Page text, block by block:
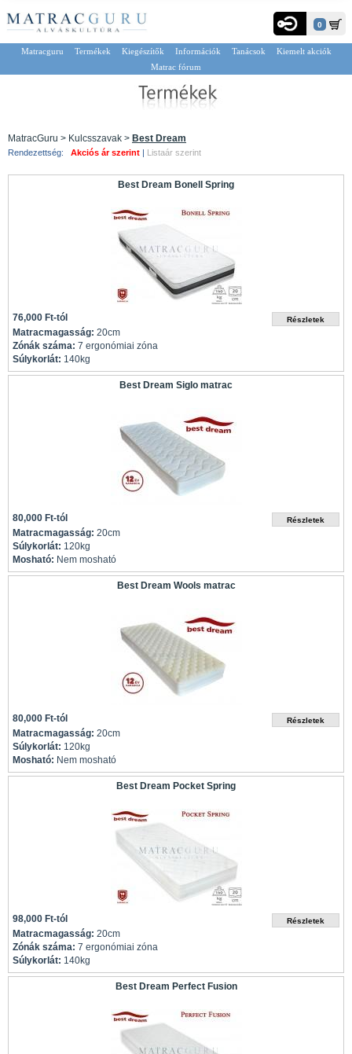
0
Matracguru Termékek Kiegészítők Információk Tanácsok
Kiemelt akciók
Matrac fórum
MatracGuru > Kulcsszavak > Best Dream
Rendezettség: Akciós ár szerint | Listaár szerint
Best Dream Bonell Spring
76,000 Ft-tól
Matracmagasság: 20cm
Zónák száma: 7 ergonómiai zóna
Súlykorlát: 140kg
Best Dream Siglo matrac
80,000 Ft-tól
Matracmagasság: 20cm
Súlykorlát: 120kg
Mosható: Nem mosható
Best Dream Wools matrac
80,000 Ft-tól
Matracmagasság: 20cm
Súlykorlát: 120kg
Mosható: Nem mosható
Best Dream Pocket Spring
98,000 Ft-tól
Matracmagasság: 20cm
Zónák száma: 7 ergonómiai zóna
Súlykorlát: 140kg
Best Dream Perfect Fusion